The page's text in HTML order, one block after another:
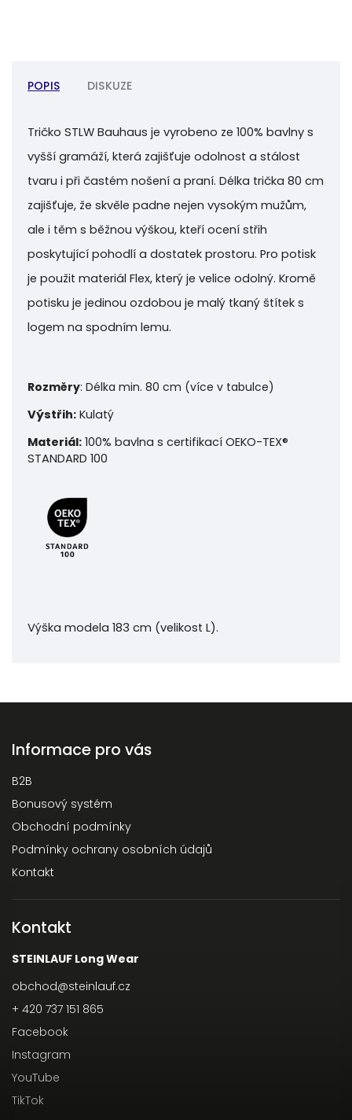
POPIS DISKUZE
Tričko STLW Bauhaus je vyrobeno ze 100% bavlny s
vyšší gramáží, která zajišťuje odolnost a stálost
tvaru i při častém nošení a praní. Délka trička 80 cm
zajišťuje, že skvěle padne nejen vysokým mužům,
ale i těm s běžnou výškou, kteří ocení střih
poskytující pohodlí a dostatek prostoru. Pro potisk
je použit materiál Flex, který je velice odolný. Kromě
potisku je jedinou ozdobou je malý tkaný štítek s
logem na spodním lemu.
Rozměry: Délka min. 80 cm (více v tabulce)
Výstřih: Kulatý
Materiál: 100% bavlna s certifikací OEKO-TEX®
STANDARD 100
Výška modela 183 cm (velikost L).
Informace pro vás
B2B
Bonusový systém
Obchodní podmínky
Podmínky ochrany osobních údajů
Kontakt
Kontakt
STEINLAUF Long Wear
obchod@steinlauf.cz
+ 420 737 151 865
Facebook
Instagram
YouTube
TikTok